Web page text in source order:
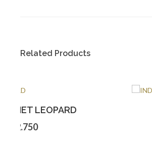
Related Products
INDY HYPO MOTLEY